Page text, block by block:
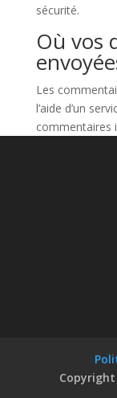
sécurité.
Où vos
Les
l’aide d’un
commentaires